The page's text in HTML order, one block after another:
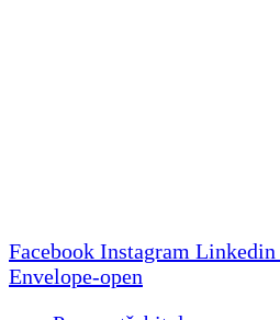
Facebook Instagram Linkedin
Envelope-open